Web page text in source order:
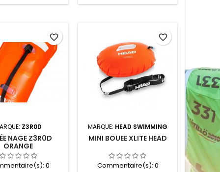
Whizz sera à vous pour
plastique Couleur: Vert
militaire
Z3R0D
NAGE Z3R0D
ORANGE
0
favorite_border
MARQUE: HEAD SWIMMING
MINI BOUEE XLITE HEAD
Commentaire(s):0
favorite_border